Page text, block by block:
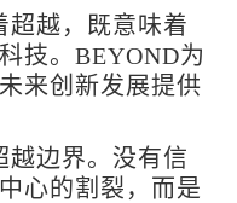
超越，既意味着
技。BEYOND为
来创新发展提供
越边界。没有信
心的割裂，而是